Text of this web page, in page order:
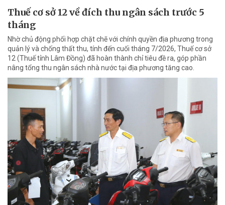
Thuế cơ sở 12 về đích thu ngân sách trước 5
tháng
Nhờ chủ động phối hợp chặt chẽ với chính quyền địa phương trong
quản lý và chống thất thu, tính đến cuối tháng 7/2026, Thuế cơ sở
12 (Thuế tỉnh Lâm Đồng) đã hoàn thành chỉ tiêu đề ra, góp phần
nâng tổng thu ngân sách nhà nước tại địa phương tăng cao.